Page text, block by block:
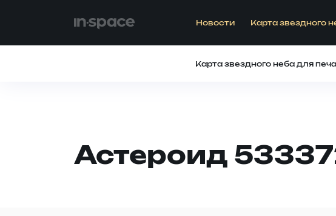
Новости Карта звездного
Карта звездного неба для
Астероид